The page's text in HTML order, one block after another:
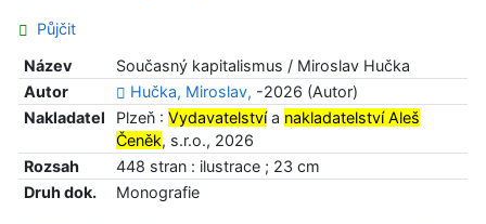
Půjčit
Název
Současný kapitalismus / Miroslav Hučka
Autor
Hučka, Miroslav, -2026 (Autor)
Nakladatel
Plzeň : Vydavatelstvía nakladatelství Aleš
Čeněk, s.r.o., 2026
Rozsah
448 stran : ilustrace ; 23 cm
Druh dok.
Monografie